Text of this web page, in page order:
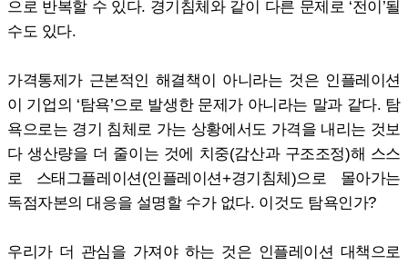
으로 반복할 수 있다. 경기침체와 같이 다른 문제로 ‘전이’될
수도 있다.
가격통제가 근본적인 해결책이 아니라는 것은 인플레이션
이 기업의 ‘탐욕’으로 발생한 문제가 아니라는 말과 같다. 탐
욕으로는 경기 침체로 가는 상황에서도 가격을 내리는 것보
다 생산량을 더 줄이는 것에 치중(감산과 구조조정)해 스스
로 스태그플레이션(인플레이션+경기침체)으로 몰아가는
독점자본의 대응을 설명할 수가 없다. 이것도 탐욕인가?
우리가 더 관심을 가져야 하는 것은 인플레이션 대책으로